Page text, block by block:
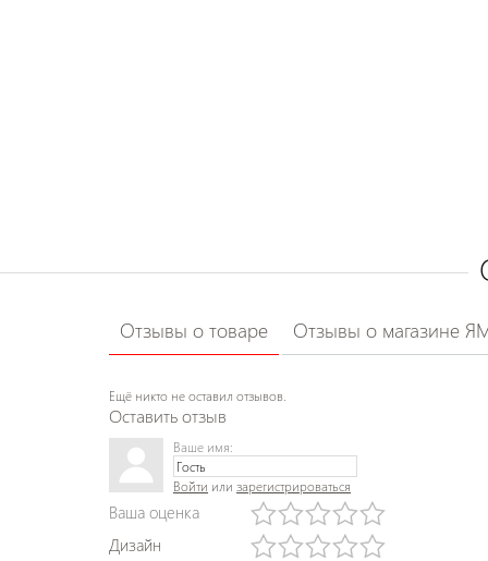
Отзывы о товаре Отзывы о магазине
Ещё никто не оставил отзывов.
Оставить отзыв
Ваше имя:
Войти или зарегистрироваться
Ваша оценка
Дизайн